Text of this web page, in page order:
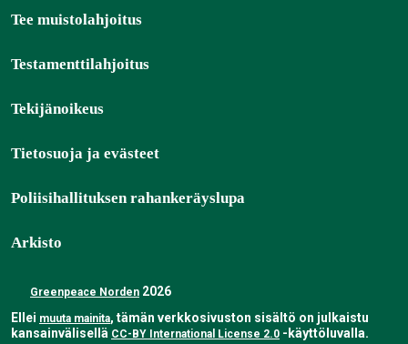
Tee muistolahjoitus
Testamenttilahjoitus
Tekijänoikeus
Tietosuoja ja evästeet
Poliisihallituksen rahankeräyslupa
Arkisto
Greenpeace Norden 2026
Ellei muuta mainita, tämän verkkosivuston sisältö on julkaistu
kansainvälisellä CC-BY International License 2.0 -käyttöluvalla.